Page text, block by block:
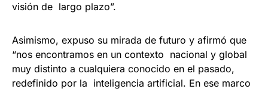
visión de largo plazo”.
Asimismo, expuso su mirada de futuro y afirmó que
“nos encontramos en un contexto nacional y global
muy distinto a cualquiera conocido en el pasado,
redefinido por la inteligencia artificial. En ese marco